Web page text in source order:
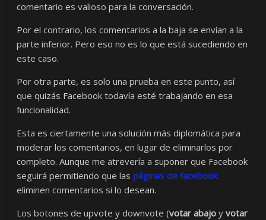
comentario es valioso para la conversación.
Por el contrario, los comentarios a la baja se envían a la
parte inferior. Pero eso no es lo que está sucediendo en
este caso.
Por otra parte, es solo una prueba en este punto, así
que quizás Facebook todavía esté trabajando en esa
funcionalidad.
Esta es ciertamente una solución más diplomática para
moderar los comentarios, en lugar de eliminarlos por
completo. Aunque me atrevería a suponer que Facebook
seguirá permitiendo que laspáginas de facebook
eliminen comentarios si lo desean.
Los botones de upvote y downvote (votar abajo yvotar